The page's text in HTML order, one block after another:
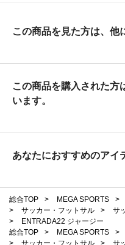
この商品を見た方は、他
この商品を購入された方
います。
あなたにおすすめのアイ
総合TOP > MEGA SPORTS >
>
サッカー・フットサル > サ
>
ENTRADA22 ジャージー
総合TOP
> MEGA SPORTS >